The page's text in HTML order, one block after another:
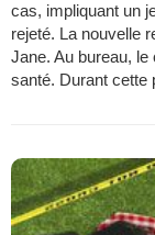
cas, impliquant un
rejeté. La nouvelle
Jane. Au bureau,
santé. Durant cette